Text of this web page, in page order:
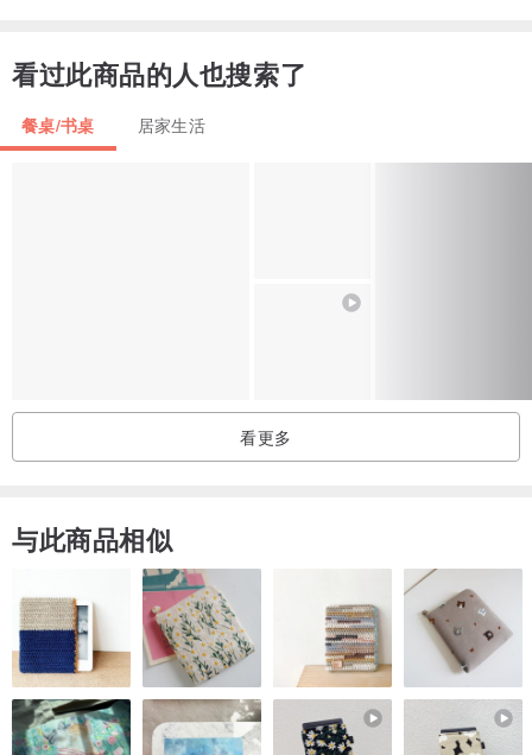
可使用清水擦拭，遇油污、深色饮料请尽快擦去以免吃色
［备注］
●每件微水泥台面皆为手工打造，花纹纹理将是独一无二，照片为参考
［产地 / 制造方式］
看过此商品的人也搜索了
餐桌/书桌 居家生活
看更多
与此商品相似